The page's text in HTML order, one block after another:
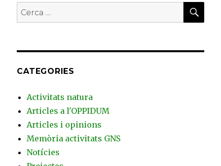
Buscar
per:
CATEGORIES
Activitats natura
Articles a l'OPPIDUM
Articles i opinions
Memòria activitats GNS
Notícies